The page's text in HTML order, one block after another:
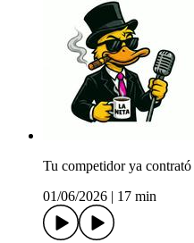
Tu competidor ya
01/06/2026
17 min